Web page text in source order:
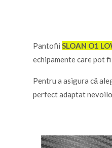
Pantofii SLOAN O1
echipamente care pot
Pentru a asigura că
perfect adaptat